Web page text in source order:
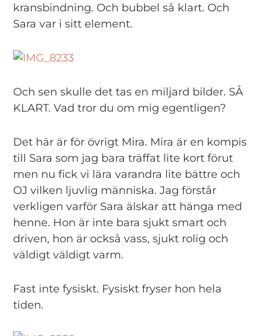
kransbindning. Och bubbel så klart. Och
Sara var i sitt element.
Och sen skulle det tas en miljard bilder. SÅ
KLART. Vad tror du om mig egentligen?
Det här är för övrigt Mira. Mira är en kompis
till Sara som jag bara träffat lite kort förut
men nu fick vi lära varandra lite bättre och
OJ vilken ljuvlig människa. Jag förstår
verkligen varför Sara älskar att hänga med
henne. Hon är inte bara sjukt smart och
driven, hon är också vass, sjukt rolig och
väldigt väldigt varm.
Fast inte fysiskt. Fysiskt fryser hon hela
tiden.